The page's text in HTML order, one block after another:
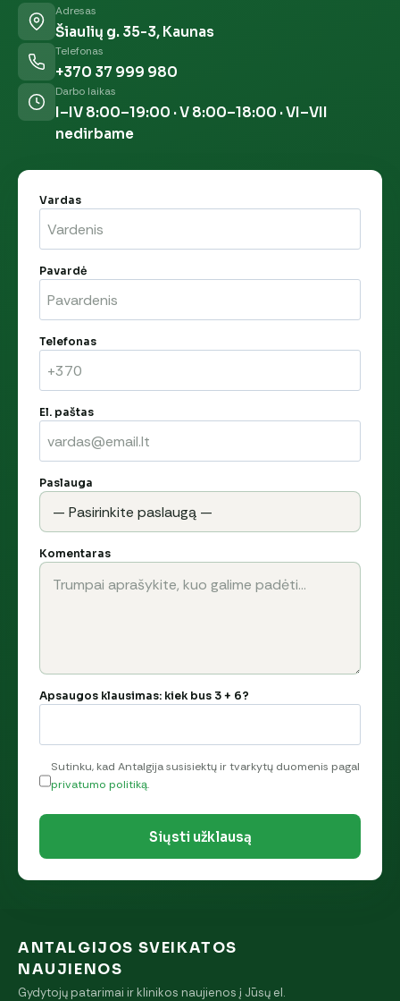
Adresas
Šiaulių g. 35-3, Kaunas
Telefonas
+370 37 999 980
Darbo laikas
I–IV 8:00–19:00 · V 8:00–18:00 · VI–VII
nedirbame
Vardas
Pavardė
Telefonas
El. paštas
Paslauga
Komentaras
Apsaugos klausimas: kiek bus 3 + 6?
Sutinku, kad Antalgija susisiektų ir tvarkytų duomenis pagal
privatumo politiką.
Siųsti užklausą
ANTALGIJOS SVEIKATOS
NAUJIENOS
Gydytojų patarimai ir klinikos naujienos į Jūsų el.